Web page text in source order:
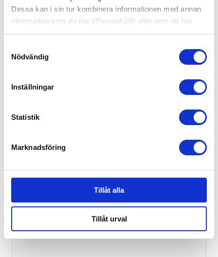
Dessa kan i sin tur kombinera informationen med annan
information som du har tillhandahållit eller som de har
samlat in när du har använt deras tjänster.
Nödvändig
Inställningar
Statistik
Marknadsföring
Tillåt alla
Tillåt urval
Babybjörn Resesäng Svart